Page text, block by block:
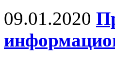
09.01.2020